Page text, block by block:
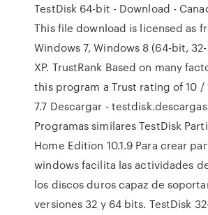
TestDisk 64-bit - Download -
This file download is licensed as
Windows 7, Windows 8 (64-bit,
XP. TrustRank Based on many
this program a Trust rating of 10 /
7.7 Descargar -
Programas similares TestDisk
Home Edition 10.1.9 Para crear
windows facilita las actividades
los discos duros capaz de
versiones 32 y 64 bits. TestDisk